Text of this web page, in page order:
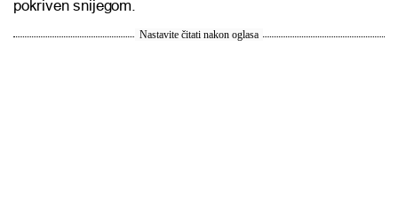
pokriven snijegom.
Nastavite čitati nakon oglasa